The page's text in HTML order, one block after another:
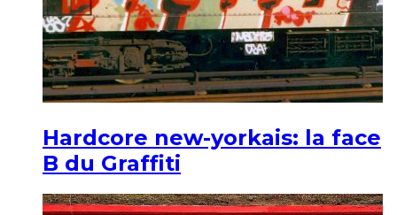
Hardcore new-yorkais: la face
B du Graffiti